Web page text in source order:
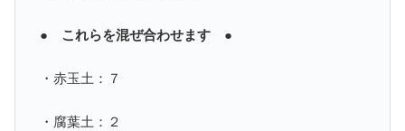
● これらを混ぜ合わせます ●
・赤玉土：７
・腐葉土：２